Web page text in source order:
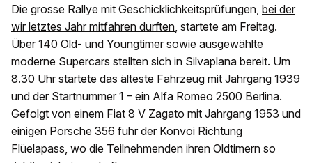
Die grosse Rallye mit Geschicklichkeitsprüfungen, bei der
wir letztes Jahr mitfahren durften, startete am Freitag.
Über 140 Old- und Youngtimer sowie ausgewählte
moderne Supercars stellten sich in Silvaplana bereit. Um
8.30 Uhr startete das älteste Fahrzeug mit Jahrgang 1939
und der Startnummer 1 – ein Alfa Romeo 2500 Berlina.
Gefolgt von einem Fiat 8 V Zagato mit Jahrgang 1953 und
einigen Porsche 356 fuhr der Konvoi Richtung
Flüelapass, wo die Teilnehmenden ihren Oldtimern so